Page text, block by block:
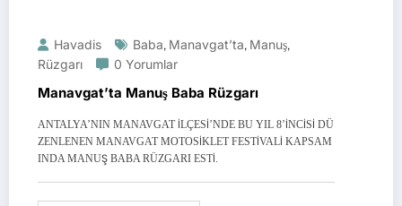
Havadis Baba, Manavgat’ta, Manuş,
Rüzgarı
0 Yorumlar
Manavgat’ta Manuş Baba Rüzgarı
ANTALYA’NIN MANAVGAT İLÇESİ’NDE BU YIL 8’İNCİSİ DÜ
ZENLENEN MANAVGAT MOTOSİKLET FESTİVALİ KAPSAM
INDA MANUŞ BABA RÜZGARI ESTİ.